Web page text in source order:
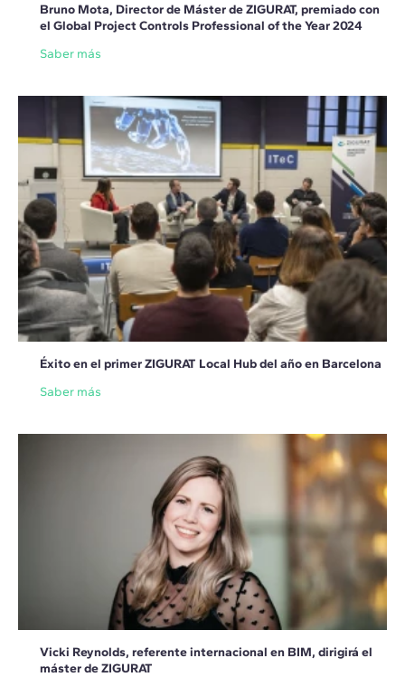
Bruno Mota, Director de Máster de ZIGURAT, premiado con
el Global Project Controls Professional of the Year 2024
Saber más
Éxito en el primer ZIGURAT Local Hub del año en Barcelona
Saber más
Vicki Reynolds, referente internacional en BIM, dirigirá el
máster de ZIGURAT